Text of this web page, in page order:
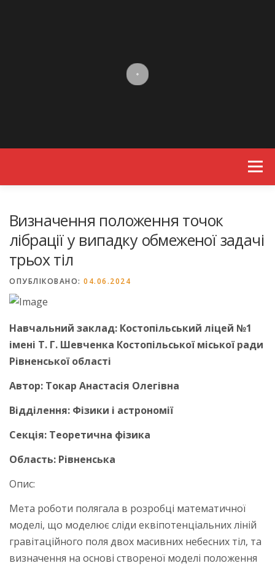
Menu
Визначення положення точок
лібрації у випадку обмеженої задачі
трьох тіл
ОПУБЛІКОВАНО: 04.06.2024
Навчальний заклад: Костопільський ліцей №1
імені Т. Г. Шевченка Костопільської міської ради
Рівненської області
Автор: Токар Анастасія Олегівна
Відділення: Фізики і астрономії
Секція: Теоретична фізика
Область: Рівненська
Опис:
Мета роботи полягала в розробці математичної
моделі, що моделює сліди еквіпотенціальних ліній
гравітаційного поля двох масивних небесних тіл, та
визначення на основі створеної моделі положення